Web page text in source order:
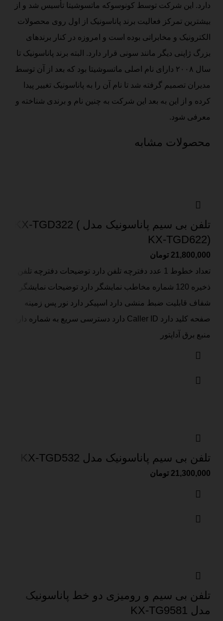
دارد. این شرکت توسط کونوسوکه ماتسوشیتا تأسیس شد و از
بیشترین تمرکز فعالیت برند پاناسونیک از اول روی محصولات
الکترونیک و مخابراتی بوده است و امروزه در کنار برندهای
بزرگ ژاپنی دیگر مانند سونی قرار دارد. البته برند پاناسونیک تا
سال ۲۰۰۸ دارای نام اصلی ماتسوشیتا بود که بعد از آن توسط
مدیران تصمیم گرفته شد تا نام آن را به پاناسونیک تغییر پیدا
کرده و از این به بعد این شرکت به چنین نام و برندی شناخته و
معرفی شود.
محصولات مشابه
تلفن بی سیم پاناسونیک مدل KX-TGD322 (
KX-TGD622)
21,800,000 تومان
تعداد خطوط 1 عدد دفترچه تلفن دارد توضیحات دفترچه تلفن
ذخیره 120 شماره مخاطب نمایشگر دارد توضیحات نمایشگر
شفاف قابلیت ضبط منشی دارد اسپیکر دارد نور پس زمینه
صفحه کلید دارد Caller ID دارد دسترسی سریع به شماره دارد
منبع برق آداپتور
تلفن بی سیم پاناسونیک مدل KX-TGD532
21,300,000 تومان
تلفن بی سیم و رومیزی دو خط پاناسونیک
مدل KX-TG9581